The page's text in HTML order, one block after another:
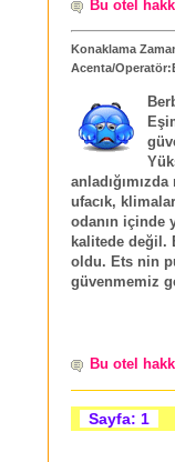
Bu otel
Konaklama
Acenta/
ufacık,
odanın içinde
kalitede değil.
oldu. Ets nin
güvenmemiz
Bu otel
Sayfa: 1